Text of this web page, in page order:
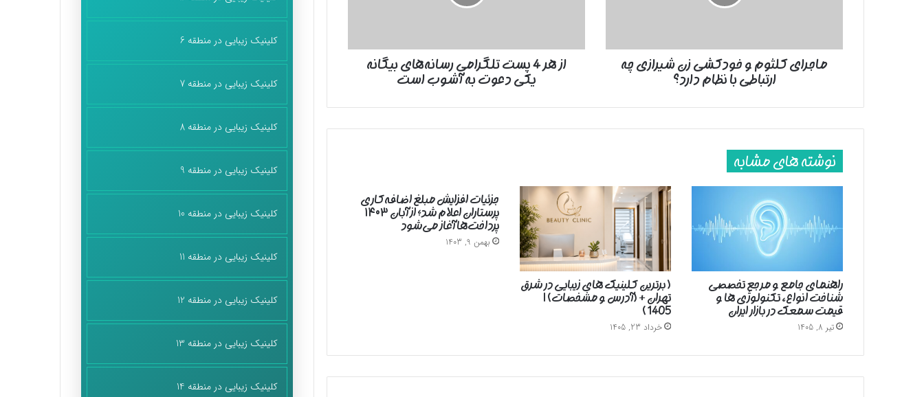
با
ماجرای کلثوم و خودکشی زن شیرازی چه
ارتباطی با نظام دارد؟
دعوت
از هر 4 پست تلگرامی رسانه‌های بیگانه
یکی دعوت به آشوب است
نوشته های مشابه
راهنمای جامع و مرجع تخصصی
شناخت انواع، تکنولوژی ها و
قیمت سمعک در بازار ایران
تیر 8, 1405
( برترین کلینیک های زیبایی در شرق
تهران + (آدرس و مشخصات) |
1405 )
خرداد 23, 1405
جزئیات افزایش مبلغ اضافه‌کاری
پرستاران اعلام شد؛ از آبان ۱۴۰۳
پرداخت‌ها آغاز می‌شود
بهمن 9, 1403
کلینیک زیبایی در منطقه 6
کلینیک زیبایی در منطقه 7
کلینیک زیبایی در منطقه 8
کلینیک زیبایی در منطقه 9
کلینیک زیبایی در منطقه 10
کلینیک زیبایی در منطقه 11
کلینیک زیبایی در منطقه 12
کلینیک زیبایی در منطقه 13
کلینیک زیبایی در منطقه 14